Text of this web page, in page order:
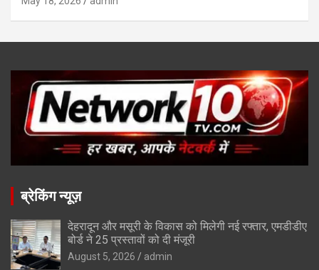
ब्रेकिंग न्यूज़
देहरादून और मसूरी के विकास को मिलेगी नई रफ्तार, एमडीडीए
बोर्ड ने 25 प्रस्तावों को दी मंजूरी
August 5, 2026 admin